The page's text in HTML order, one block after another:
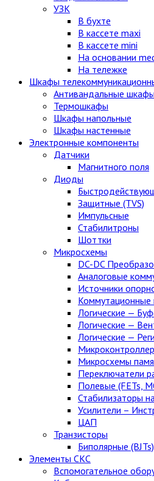
УЗК
В бухте
В кассете maxi
В кассете mini
На основании
На тележке
Шкафы
Антивандальные шкафы
Термошкафы
Шкафы напольные
Шкафы настенные
Электронные компоненты
Датчики
Магнитного поля
Диоды
Защитные (TVS)
Импульсные
Стабилитроны
Шоттки
Микросхемы
DC-DC
Аналоговые
Источники
Коммутационные
Логические —
Логические —
Логические —
Микросхемы
Переключатели
Полевые (FETs,
Стабилизаторы
Усилители –
ЦАП
Транзисторы
Биполярные (BJTs)
Элементы СКС
Вспомогательное